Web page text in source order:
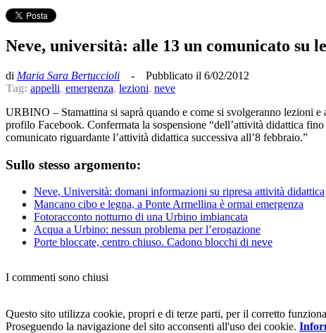
Neve, università: alle 13 un comunicato su
di Maria Sara Bertuccioli - Pubblicato il 6/02/2012
Tag: appelli, emergenza, lezioni, neve
‎URBINO – Stamattina si saprà quando e come si svolgeranno lezioni
profilo Facebook. Confermata la sospensione “dell’attività didattica
comunicato riguardante l’attività didattica successiva all’8 febbraio.”
Sullo stesso argomento:
Neve, Università: domani informazioni su ripresa attività didattica
Mancano cibo e legna, a Ponte Armellina è ormai emergenza
Fotoracconto notturno di una Urbino imbiancata
Acqua a Urbino: nessun problema per l’erogazione
Porte bloccate, centro chiuso. Cadono blocchi di neve
I commenti sono chiusi
Questo sito utilizza cookie, propri e di terze parti, per il corretto
Proseguendo la navigazione del sito acconsenti all'uso dei cookie.